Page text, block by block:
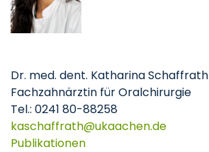
Dr. med. dent. Katharina Schaffrath
Fachzahnärztin für Oralchirurgie
Tel.: 0241 80-88258
kaschaffrath
ukaachende
Publikationen